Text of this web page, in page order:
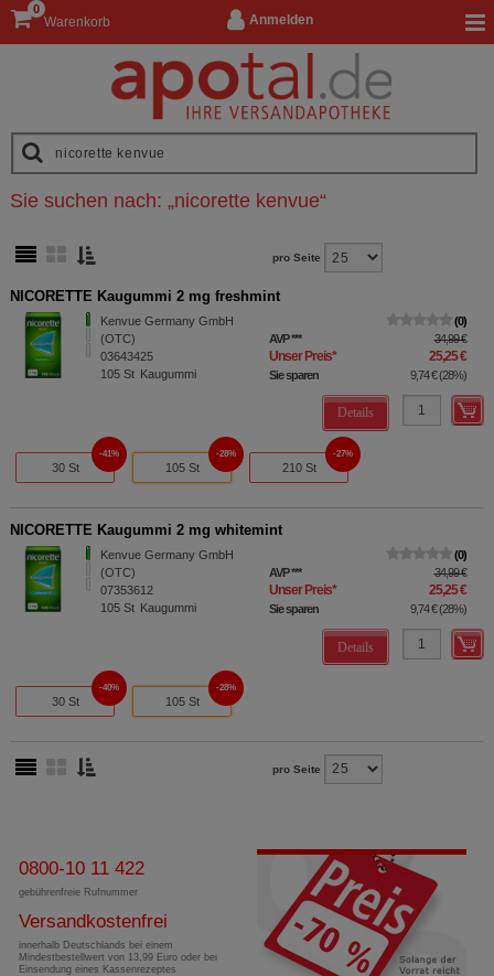
Anmelden
Warenkorb
0
Sie suchen nach: „nicorette kenvue“
pro Seite
NICORETTE Kaugummi 2 mg freshmint
Kenvue Germany GmbH
(OTC)
03643425
105 St Kaugummi
0
AVP*** 34,99 €
Unser Preis* 25,25 €
Sie sparen 9,74 €(28%)
Details
30 St
41%
105 St
28%
210 St
27%
NICORETTE Kaugummi 2 mg whitemint
Kenvue Germany GmbH
(OTC)
07353612
105 St Kaugummi
0
AVP*** 34,99 €
Unser Preis* 25,25 €
Sie sparen 9,74 €(28%)
Details
30 St
40%
105 St
28%
pro Seite
0800-10 11 422
gebührenfreie Rufnummer
Versandkostenfrei
innerhalb Deutschlands bei einem
Mindestbestellwert von 13,99 Euro oder bei
Einsendung eines Kassenrezeptes